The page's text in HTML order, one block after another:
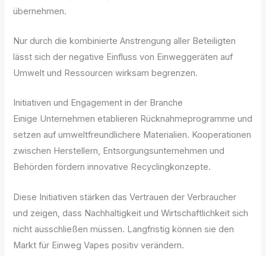
übernehmen.
Nur durch die kombinierte Anstrengung aller Beteiligten
lässt sich der negative Einfluss von Einweggeräten auf
Umwelt und Ressourcen wirksam begrenzen.
Initiativen und Engagement in der Branche
Einige Unternehmen etablieren Rücknahmeprogramme und
setzen auf umweltfreundlichere Materialien. Kooperationen
zwischen Herstellern, Entsorgungsunternehmen und
Behörden fördern innovative Recyclingkonzepte.
Diese Initiativen stärken das Vertrauen der Verbraucher
und zeigen, dass Nachhaltigkeit und Wirtschaftlichkeit sich
nicht ausschließen müssen. Langfristig können sie den
Markt für Einweg Vapes positiv verändern.